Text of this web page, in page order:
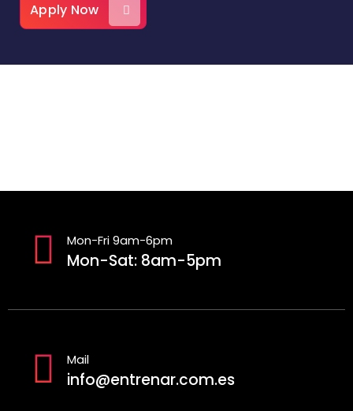
Apply Now
Mon-Fri 9am-6pm
Mon-Sat: 8am-5pm
Mail
info@entrenar.com.es